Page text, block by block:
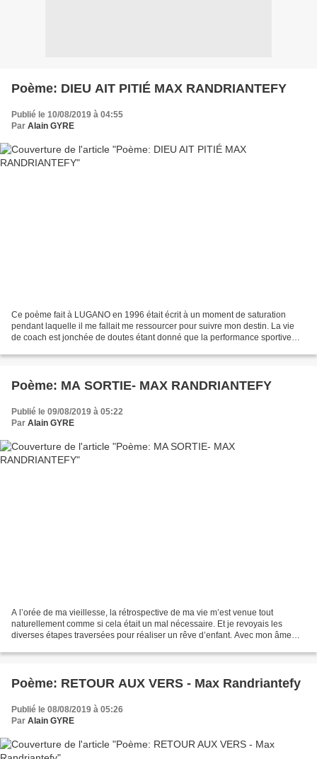
Poème: DIEU AIT PITIÉ MAX RANDRIANTEFY
Publié le 10/08/2019 à 04:55
Par Alain GYRE
Ce poème fait à LUGANO en 1996 était écrit à un moment de saturation
pendant laquelle il me fallait me ressourcer pour suivre mon destin. La vie
de coach est jonchée de doutes étant donné que la performance sportive
Poème: MA SORTIE- MAX RANDRIANTEFY
Publié le 09/08/2019 à 05:22
Par Alain GYRE
A l’orée de ma vieillesse, la rétrospective de ma vie m’est venue tout
naturellement comme si cela était un mal nécessaire. Et je revoyais les
diverses étapes traversées pour réaliser un rêve d’enfant. Avec mon âme
Poème: RETOUR AUX VERS - Max Randriantefy
Publié le 08/08/2019 à 05:26
Par Alain GYRE